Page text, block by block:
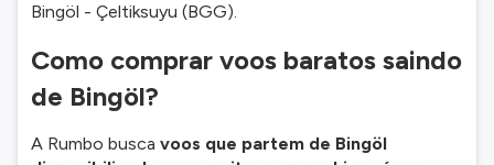
Bingöl - Çeltiksuyu (BGG).
Como comprar voos baratos saindo
de Bingöl?
A Rumbo busca voos que partem de Bingöl